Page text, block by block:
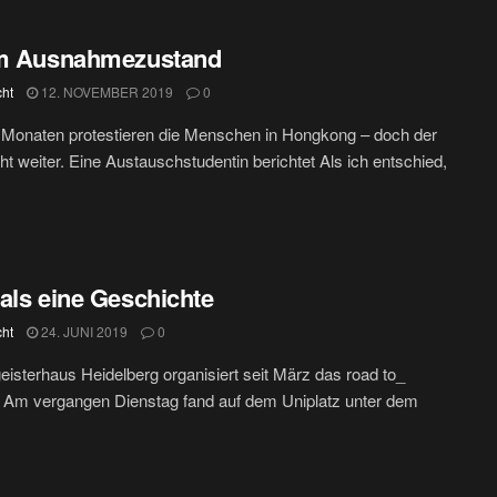
Ausnahmezustand
12. NOVEMBER 2019 0
protestieren die Menschen in Hongkong – doch der
weiter. Eine Austauschstudentin berichtet Als ich entschied,
eine Geschichte
24. JUNI 2019 0
Heidelberg organisiert seit März das road to_
vergangen Dienstag fand auf dem Uniplatz unter dem